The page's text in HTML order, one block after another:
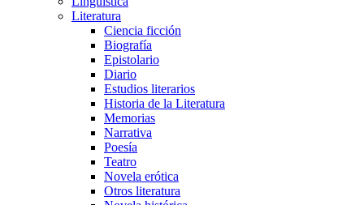
Literatura
Ciencia ficción
Biografía
Epistolario
Diario
Estudios literarios
Historia de la Literatura
Memorias
Narrativa
Poesía
Teatro
Novela erótica
Otros literatura